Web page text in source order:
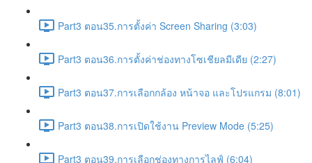
Part3 ตอน35.การตั้งค่า Screen Sharing (3:03)
Part3 ตอน36.การตั้งค่าช่องทางโซเชียลมีเดีย (2:27)
Part3 ตอน37.การเลือกกล้อง หน้าจอ และโปรแกรม (8:01)
Part3 ตอน38.การเปิดใช้งาน Preview Mode (5:25)
Part3 ตอน39.การเลือกช่องทางการไลฟ์ (6:04)